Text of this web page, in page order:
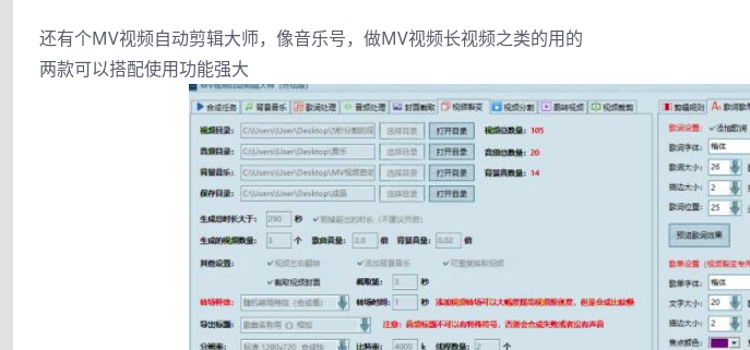
还有个MV视频自动剪辑大师，像音乐号，做MV视频长视频之类的用的
两款可以搭配使用功能强大